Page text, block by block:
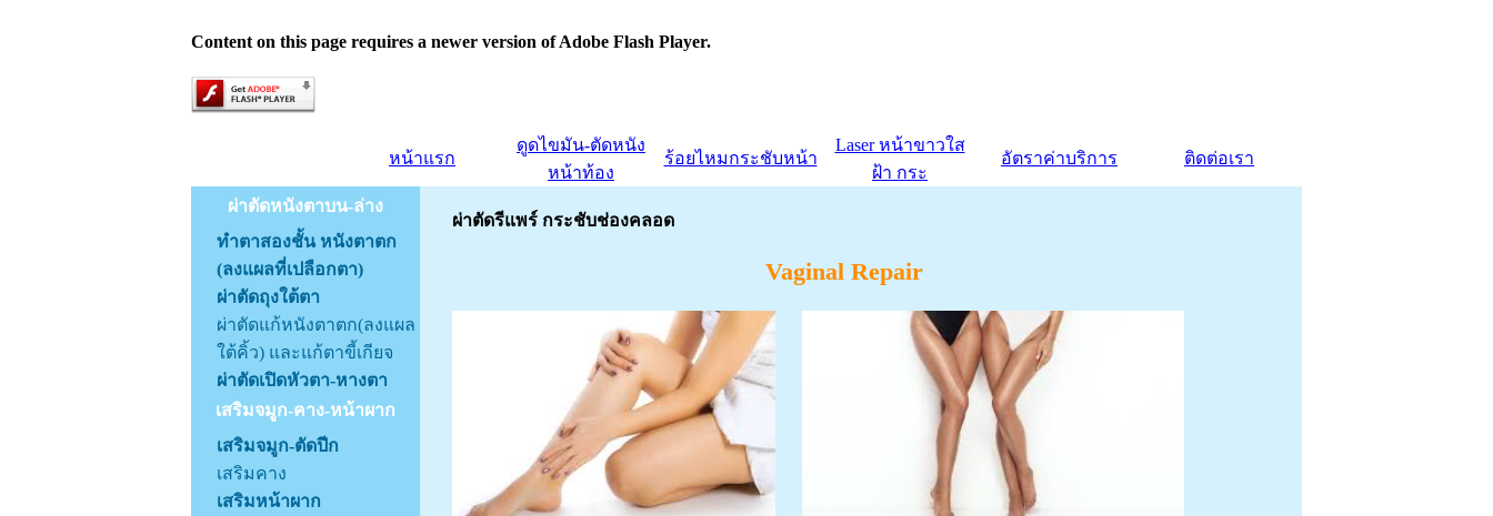
Content on this page requires a newer version of Adobe Flash Player.
หน้าแรก
ดูดไขมัน-ตัดหนัง
หน้าท้อง
ร้อยไหมกระชับหน้า
Laser หน้าขาวใส
ฝ้า กระ
อัตราค่าบริการ ติดต่อเรา
ผ่าตัดหนังตาบน-ล่าง
ทำตาสองชั้น หนังตาตก
(ลงแผลที่เปลือกตา)
ผ่าตัดถุงใต้ตา
ผ่าตัดแก้หนังตาตก(ลงแผล
ใต้คิ้ว) และแก้ตาขี้เกียจ
ผ่าตัดเปิดหัวตา-หางตา
เสริมจมูก-คาง-หน้าผาก
เสริมจมูก-ตัดปีก
เสริมคาง
เสริมหน้าผาก
ผ่าตัดรีแพร์ กระชับช่องคลอด
Vaginal Repair